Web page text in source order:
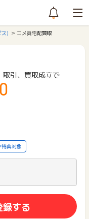
ス) コメ兵宅配買取
取引、買取成立で
特典対象
する